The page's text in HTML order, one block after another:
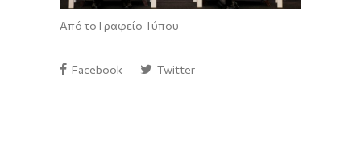
Από το Γραφείο Τύπου
Facebook Twitter